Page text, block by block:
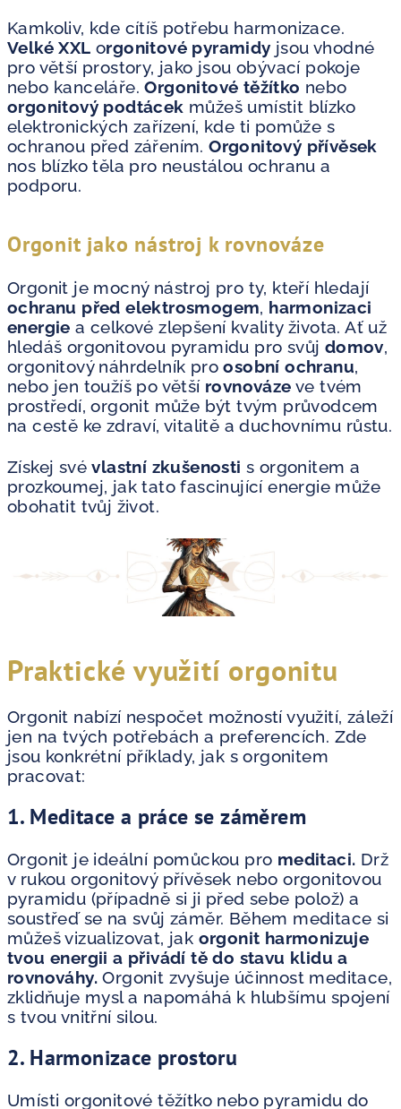
Kamkoliv, kde cítíš potřebu harmonizace.
Velké XXL orgonitové pyramidy jsou vhodné
pro větší prostory, jako jsou obývací pokoje
nebo kanceláře.Orgonitové těžítko nebo
orgonitový podtácek můžeš umístit blízko
elektronických zařízení, kde ti pomůže s
ochranou před zářením.Orgonitový přívěsek
nos blízko těla pro neustálou ochranu a
podporu.
Orgonit jako nástroj k rovnováze
Orgonit je mocný nástroj pro ty, kteří hledají
ochranu před elektrosmogem, harmonizaci
energie a celkové zlepšení kvality života. Ať už
hledáš orgonitovou pyramidu pro svůj domov,
orgonitový náhrdelník proosobní ochranu,
nebo jen toužíš po větší rovnováze ve tvém
prostředí, orgonit může být tvým průvodcem
na cestě ke zdraví, vitalitě a duchovnímu růstu.
Získej svévlastní zkušenosti s orgonitem a
prozkoumej, jak tato fascinující energie může
obohatit tvůj život.
Praktické využití orgonitu
Orgonit nabízí nespočet možností využití, záleží
jen na tvých potřebách a preferencích. Zde
jsou konkrétní příklady, jak s orgonitem
pracovat:
1. Meditace a práce se záměrem
Orgonit je ideální pomůckou pro meditaci. Drž
v rukou orgonitový přívěsek nebo orgonitovou
pyramidu (případně si ji před sebe polož) a
soustřeď se na svůj záměr. Během meditace si
můžeš vizualizovat, jak orgonit harmonizuje
tvou energii a přivádí tě do stavu klidu a
rovnováhy. Orgonit zvyšuje účinnost meditace,
zklidňuje mysl a napomáhá k hlubšímu spojení
s tvou vnitřní silou.
2. Harmonizace prostoru
Umísti orgonitové těžítko nebo pyramidu do